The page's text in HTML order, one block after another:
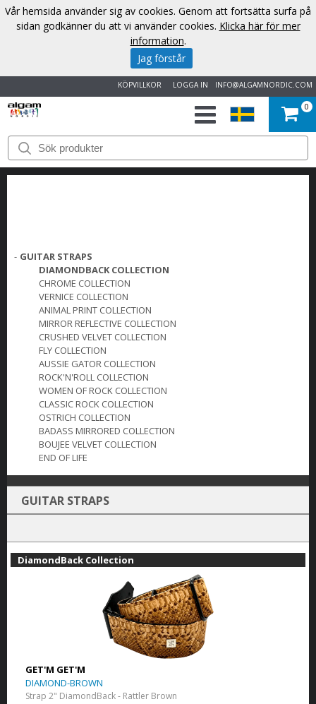
INFO@ALGAMNORDIC.COM
LOGGA IN
KÖPVILLKOR
START
VARUMÄRKEN
OM
OSS
KONTAKT
0
- GUITAR STRAPS
DIAMONDBACK COLLECTION
CHROME COLLECTION
VERNICE COLLECTION
ANIMAL PRINT COLLECTION
MIRROR REFLECTIVE COLLECTION
CRUSHED VELVET COLLECTION
FLY COLLECTION
AUSSIE GATOR COLLECTION
ROCK'N'ROLL COLLECTION
WOMEN OF ROCK COLLECTION
CLASSIC ROCK COLLECTION
OSTRICH COLLECTION
BADASS MIRRORED COLLECTION
BOUJEE VELVET COLLECTION
END OF LIFE
GUITAR STRAPS
DiamondBack Collection
GET'M GET'M
DIAMOND-BROWN
Strap 2" DiamondBack - Rattler Brown
Vår hemsida använder sig av cookies. Genom att fortsätta surfa på
sidan godkänner du att vi använder cookies. Klicka här för mer
information.
Jag förstår